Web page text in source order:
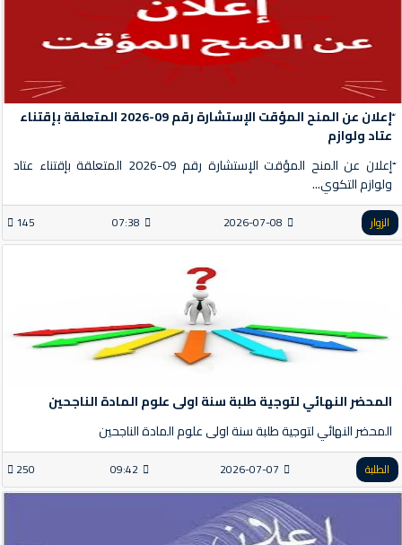
ّإعلان عن المنح المؤقت الإستشارة رقم 09-2026 المتعلقة بإقتناء
عتاد ولوازم
ّإعلان عن المنح المؤقت الإستشارة رقم 09-2026 المتعلقة بإقتناء عتاد
ولوازم التكوي...
الزوار 2026-07-08
07:38
145
المحضر النهائي لتوجية طلبة سنة اولى علوم المادة الناجحين
المحضر النهائي لتوجية طلبة سنة اولى علوم المادة الناجحين
الطلبة 2026-07-07
09:42
250